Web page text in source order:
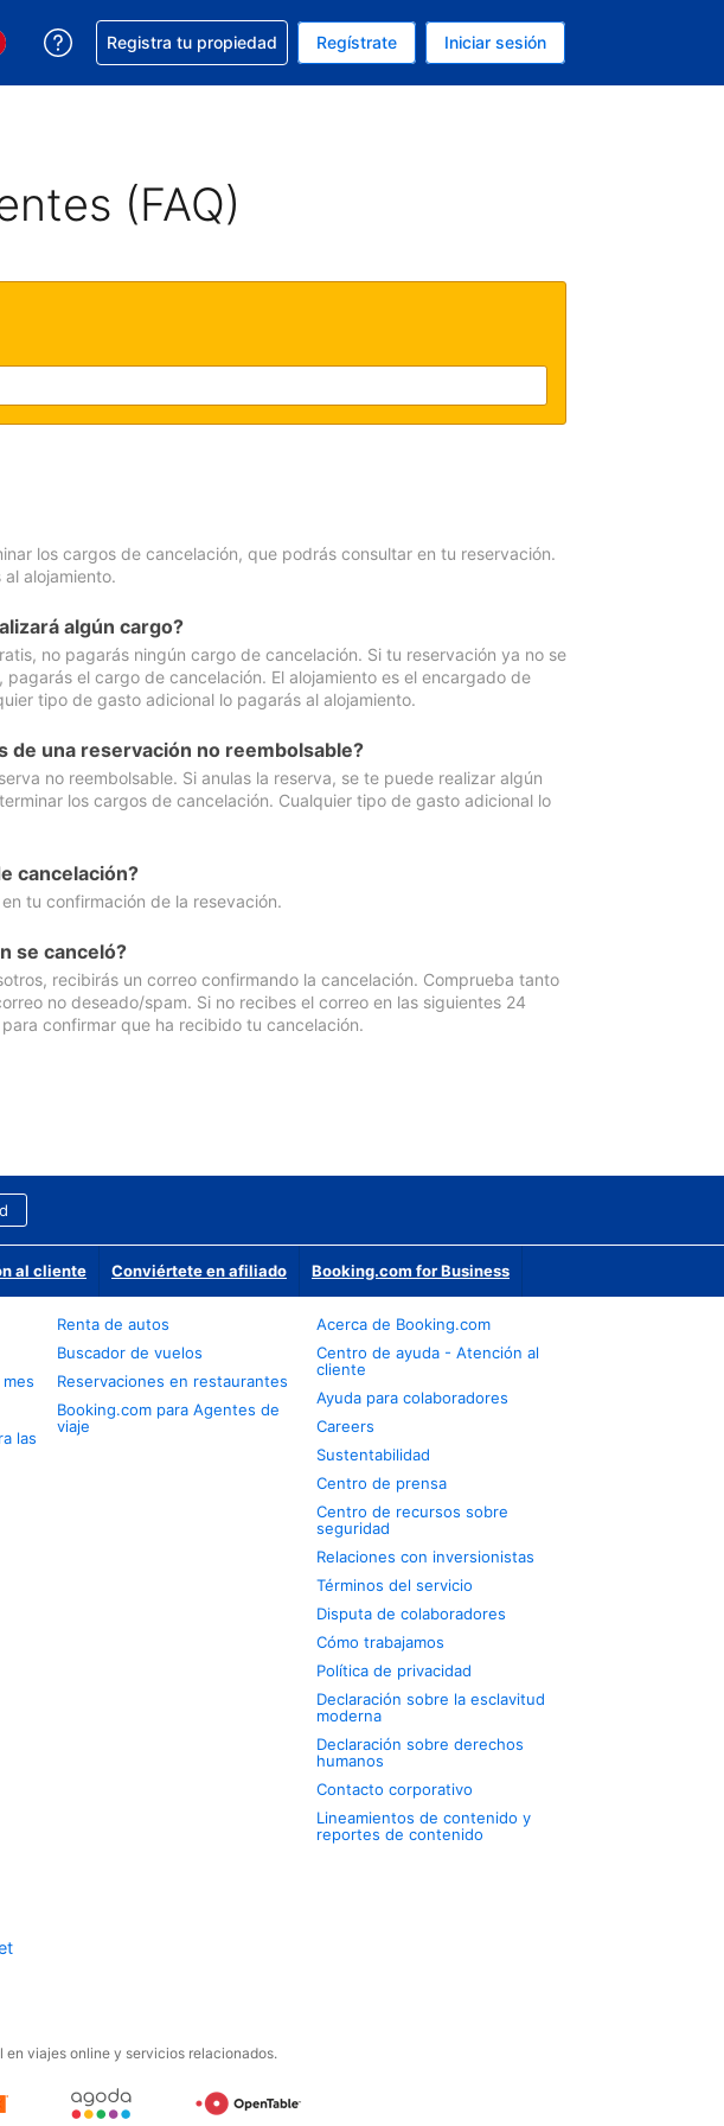
Tu moneda actual es Peso mexicano
el idioma que prefieres. Tu idioma actual es Español (México)
Obtener ayuda con la reservación
Registra tu propiedad Regístrate Iniciar sesión
(FAQ)
los cargos de cancelación, que podrás consultar en tu reservación.
alojamiento.
algún cargo?
no pagarás ningún cargo de cancelación. Si tu reservación ya no se
el cargo de cancelación. El alojamiento es el encargado de
tipo de gasto adicional lo pagarás al alojamiento.
de una reservación no reembolsable?
no reembolsable. Si anulas la reserva, se te puede realizar algún
los cargos de cancelación. Cualquier tipo de gasto adicional lo
cancelación?
tu confirmación de la resevación.
se canceló?
recibirás un correo confirmando la cancelación. Comprueba tanto
no deseado/spam. Si no recibes el correo en las siguientes 24
confirmar que ha recibido tu cancelación.
al cliente Conviértete en afiliado Booking.com for Business
las
Renta de autos
Buscador de vuelos
Reservaciones en restaurantes
Booking.com para Agentes de
viaje
Acerca de Booking.com
Centro de ayuda - Atención al
cliente
Ayuda para colaboradores
Careers
Sustentabilidad
Centro de prensa
Centro de recursos sobre
seguridad
Relaciones con inversionistas
Términos del servicio
Disputa de colaboradores
Cómo trabajamos
Política de privacidad
Declaración sobre la esclavitud
moderna
Declaración sobre derechos
humanos
Contacto corporativo
Lineamientos de contenido y
reportes de contenido
en viajes online y servicios relacionados.